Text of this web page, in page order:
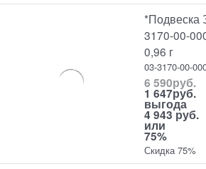
*Подвеска
3170-00-
0,96 г
03-3170-00-
6 590руб.
1 647руб.
выгода
4 943 руб.
или
75%
Скидка 75%